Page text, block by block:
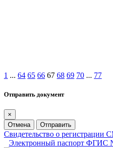
1 ... 64 65 66 67 68 69 70 ... 77
Отправить документ
×
Отмена
Отправить
Свидетельство о
Электронный паспорт ФГИС